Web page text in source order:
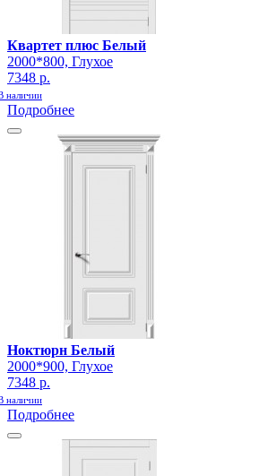
Квартет плюс Белый
2000*800, Глухое
7348 р.
наличии
Подробнее
Ноктюрн Белый
2000*900, Глухое
7348 р.
наличии
Подробнее